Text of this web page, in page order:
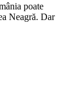
poate
Neagră. Dar